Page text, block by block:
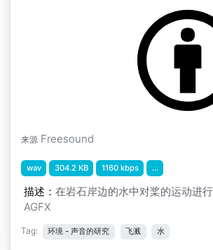
来源 Freesound
wav 304.2 KB 1160 kbps ...
描述： 在岩石岸边的水中对桨的运动进
AGFX
Tag: 环境 - 声音的研究 飞溅 水